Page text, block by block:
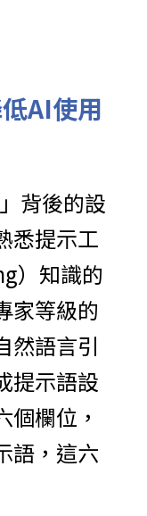
AI使用
背後的設
悉提示工
）知識的
家等級的
然語言引
提示語設
欄位，
語，這六